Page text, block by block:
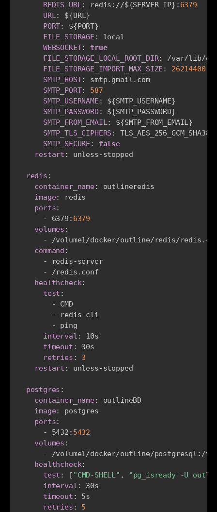
REDIS_URL: redis : //${SERVER_IP} : 6379
URL: ${URL}
PORT: ${PORT}
FILE_STORAGE :
local
WEBSOCKET:
true
FILE_STORAGE_LOCAL_ROOT_DIR:
/var/lib/
FILE_STORAGE_IMPORT_MAX_SIZE :
26214400
SMTP_HOST:
smtp.gmail.com
SMTP_PORT:
587
SMTP_USERNAME : ${SMTP_USERNAME}
SMTP_PASSWORD : ${SMTP_PASSWORD}
SMTP_FROM_EMAIL: ${SMTP_FROM_EMAIL}
SMTP_TLS_CIPHERS :
TLS_AES_256_GCM_SHA384
SMTP_SECURE :
false
restart : unless-stopped
redis :
container_name :
outlineredis
image:
redis
ports:
-
6379 : 6379
volumes :
-
/volume1/docker/outline/redis/
command :
-
redis-server
-
/redis.conf
healthcheck:
test :
- CMD
- redis-cli
- ping
interval :
10s
timeout :
30s
retries :
3
restart : unless-stopped
postgres :
container_name :
outlineBD
image:
postgres
ports:
-
5432 : 5432
volumes :
-
/volume1/docker/outline/postgresql : /
healthcheck:
test : [ "CMD-SHELL" ,
"pg_isready -U
interval :
30s
timeout :
5s
retries :
5